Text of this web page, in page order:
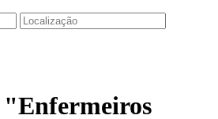
"Enfermeiros